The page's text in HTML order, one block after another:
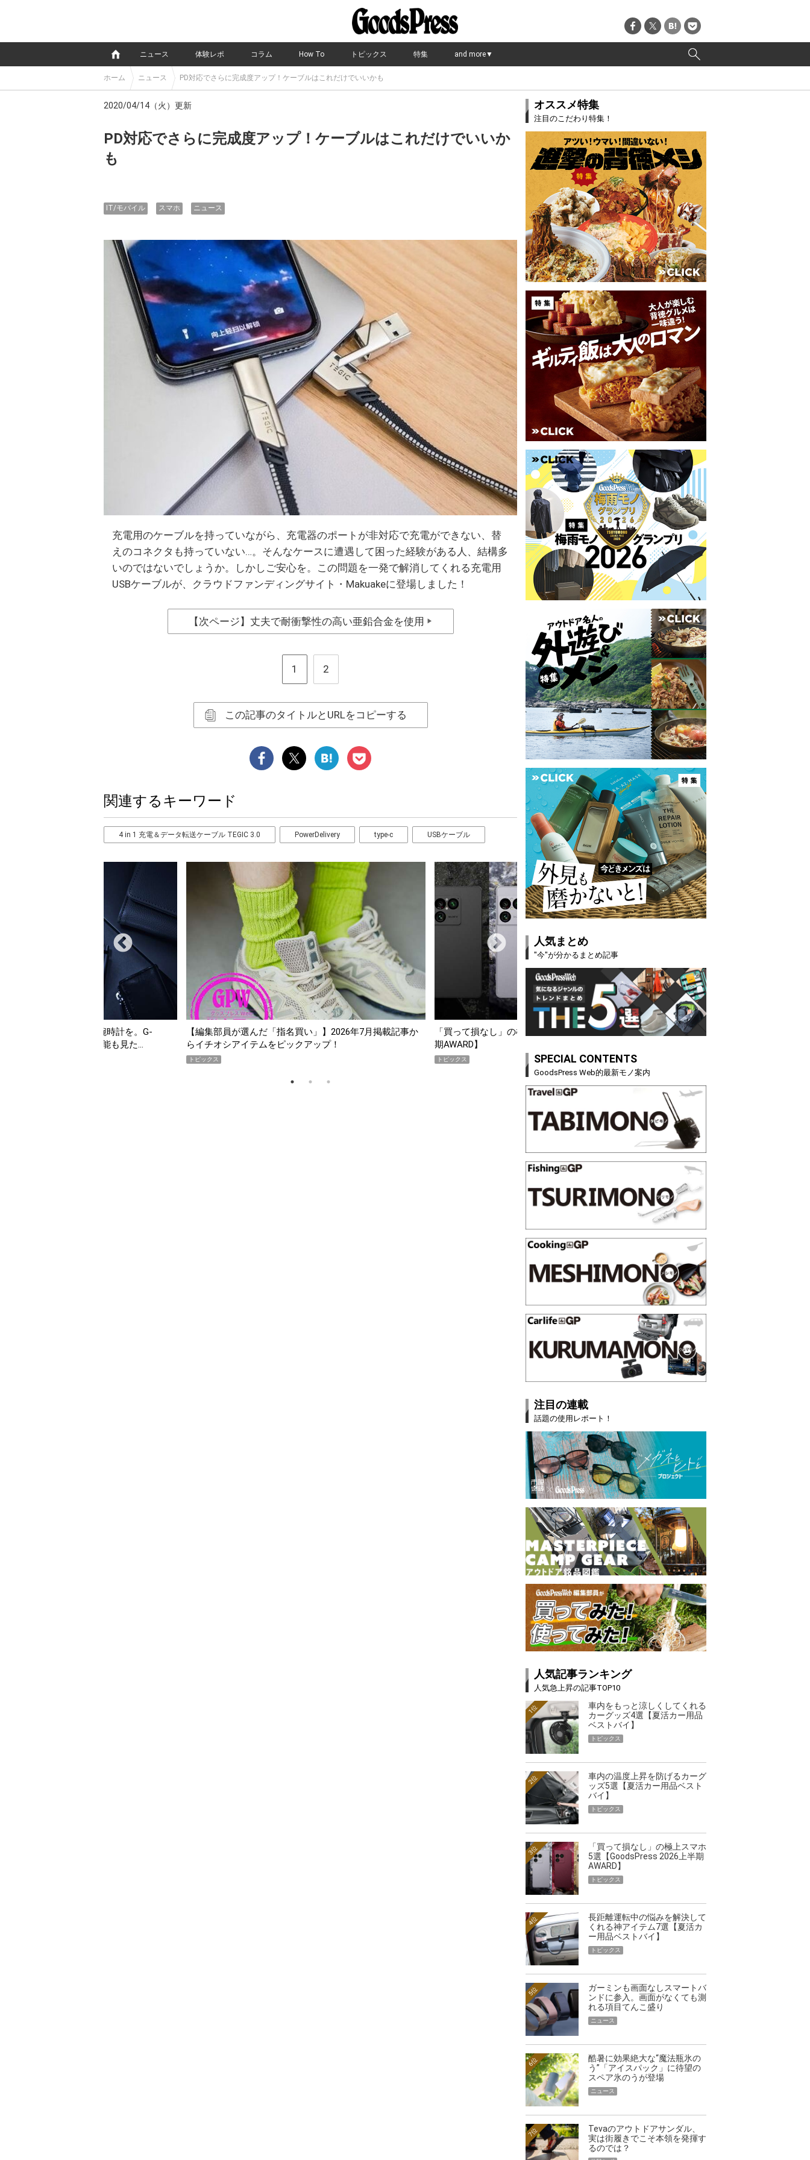
ニュース 体験レポ コラム How To トピックス 特集 and more▼
ホーム ニュース PD対応でさらに完成度アップ！ケーブルはこれだけでいいかも
2020/04/14（火）更新
PD対応でさらに完成度アップ！ケーブルはこれだけでいいか
も
IT/モバイル スマホ ニュース
充電用のケーブルを持っていながら、充電器のポートが非対応で充電ができない、替
えのコネクタも持っていない…。そんなケースに遭遇して困った経験がある人、結構多
いのではないでしょうか。しかしご安心を。この問題を一発で解消してくれる充電用
USBケーブルが、クラウドファンディングサイト・Makuakeに登場しました！
【次ページ】丈夫で耐衝撃性の高い亜鉛合金を使用 ▶
1 2
この記事のタイトルとURLをコピーする
関連するキーワード
4 in 1 充電＆データ転送ケーブル TEGIC 3.0 PowerDelivery type-c USBケーブル
【編集部員が選んだ「指名買い」】2026年7月掲載記事か
らイチオシアイテムをピックアップ！
「買って損なし」の極上スマホ5選【GoodsPress 2026上半
期AWARD】
薄着になる季節の夏こそ“映える”タフな腕時計を。G-
オススメ特集
注目のこだわり特集！
人気まとめ
"今"が分かるまとめ記事
SPECIAL CONTENTS
GoodsPress Web的最新モノ案内
注目の連載
話題の使用レポート！
人気記事ランキング
人気急上昇の記事TOP10
車内をもっと涼しくしてくれる
カーグッズ4選【夏活カー用品
ベストバイ】
1位
トピックス
車内の温度上昇を防げるカーグ
ッズ5選【夏活カー用品ベスト
バイ】
2位
トピックス
「買って損なし」の極上スマホ
5選【GoodsPress 2026上半期
AWARD】
3位
トピックス
長距離運転中の悩みを解決して
くれる神アイテム7選【夏活カ
ー用品ベストバイ】
4位
トピックス
ガーミンも画面なしスマートバ
ンドに参入。画面がなくても測
れる項目てんこ盛り
5位
ニュース
酷暑に効果絶大な“魔法瓶氷の
う”「アイスパック」に待望の
スペア氷のうが登場
6位
ニュース
Tevaのアウトドアサンダル、
実は街履きでこそ本領を発揮す
るのでは？
7位